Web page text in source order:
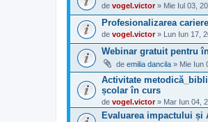
de vogel.victor» Mie Iul 03,
Profesionalizarea
de vogel.victor» Lun Iun 17,
Webinar gratuit pentru
de emilia dancila » Mie Iun
Activitate
școlar în curs
de vogel.victor» Mar Iun 04,
Evaluarea impactului și